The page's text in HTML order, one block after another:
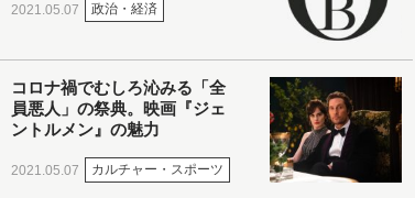
2021.05.07 政治・経済
コロナ禍でむしろ沁みる「全
員悪人」の祭典。映画『ジェ
ントルメン』の魅力
2021.05.07 カルチャー・スポーツ